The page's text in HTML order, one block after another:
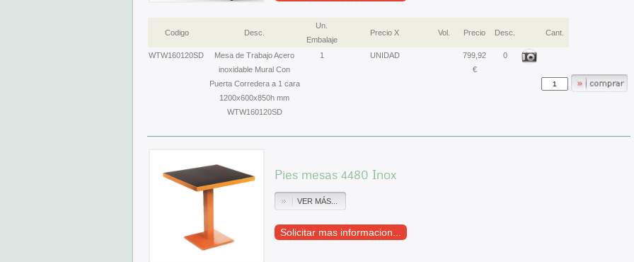
Codigo Desc.
Un.
Embalaje
Precio X Vol. Precio Desc. Cant.
WTW160120SD
Mesa de Trabajo Acero
inoxidable Mural Con
Puerta Corredera a 1 cara
1200x600x850h mm
WTW160120SD
1 UNIDAD
799,92
€
0
Pies mesas 4480 Inox
VER MÁS...
Solicitar mas informacion...